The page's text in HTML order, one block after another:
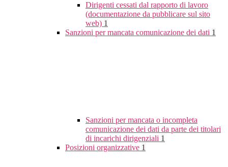
Dirigenti cessati dal rapporto di lavoro
(documentazione da pubblicare sul sito
web) 1
Sanzioni per mancata comunicazione dei dati 1
Sanzioni per mancata o incompleta
comunicazione dei dati da parte dei titolari
di incarichi dirigenziali 1
Posizioni organizzative 1